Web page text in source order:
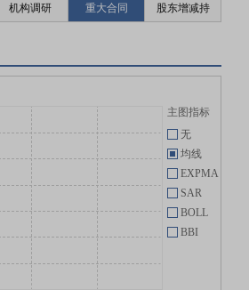
机构调研 重大合同 股东增减持
主图指标
无
均线
EXPMA
SAR
BOLL
BBI